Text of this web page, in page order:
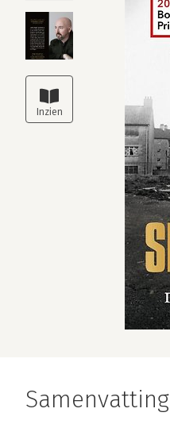
Samenvatting